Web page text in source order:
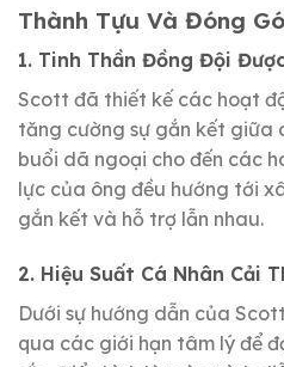
Thành Tựu Và Đóng
1. Tinh Thần Đồng Đội
Scott đã thiết kế các hoạt
tăng cường sự gắn kết giữa
buổi dã ngoại cho đến các
lực của ông đều hướng tới
gắn kết và hỗ trợ lẫn nhau.
2. Hiệu Suất Cá Nhân Cải
Dưới sự hướng dẫn của
qua các giới hạn tâm lý để